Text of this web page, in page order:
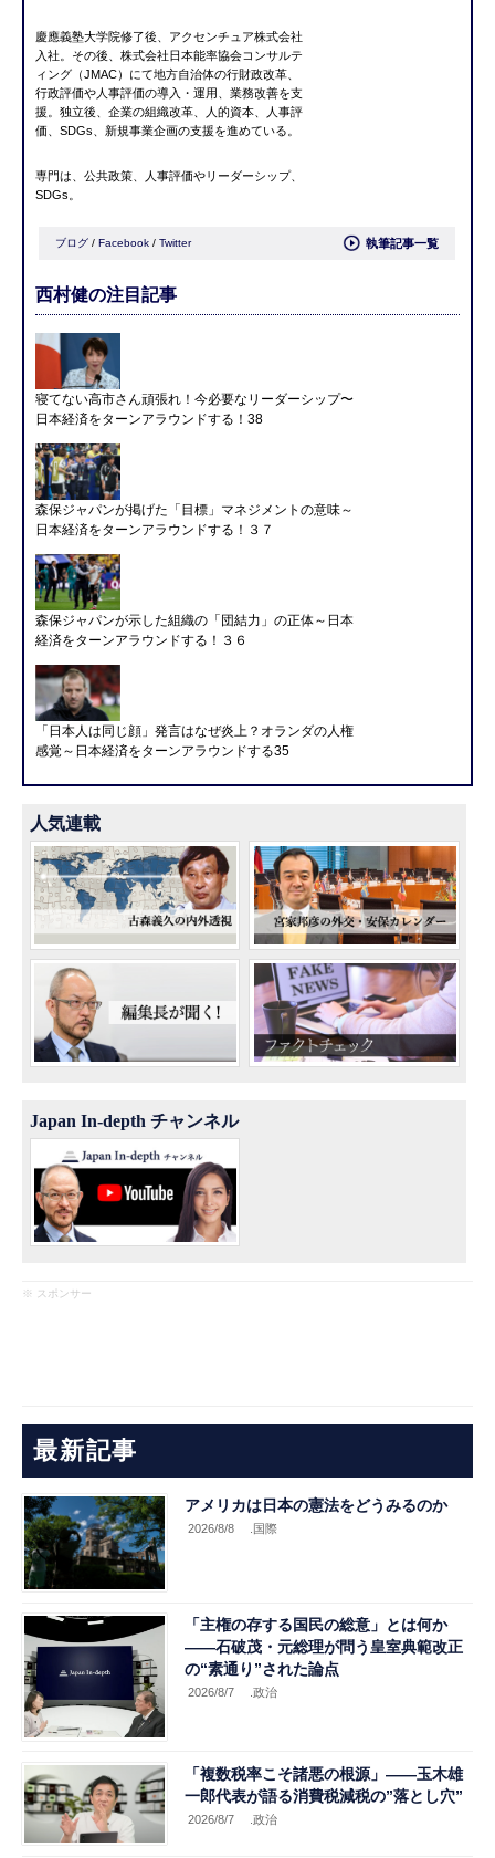
慶應義塾大学院修了後、アクセンチュア株式会社
入社。その後、株式会社日本能率協会コンサルテ
ィング（JMAC）にて地方自治体の行財政改革、
行政評価や人事評価の導入・運用、業務改善を支
援。独立後、企業の組織改革、人的資本、人事評
価、SDGs、新規事業企画の支援を進めている。
専門は、公共政策、人事評価やリーダーシップ、
SDGs。
ブログ /Facebook /Twitter 執筆記事一覧
西村健の注目記事
寝てない高市さん頑張れ！今必要なリーダーシップ〜
日本経済をターンアラウンドする！38
森保ジャパンが掲げた「目標」マネジメントの意味～
日本経済をターンアラウンドする！３７
森保ジャパンが示した組織の「団結力」の正体～日本
経済をターンアラウンドする！３６
「日本人は同じ顔」発言はなぜ炎上？オランダの人権
感覚～日本経済をターンアラウンドする35
人気連載
Japan In-depth チャンネル
※ スポンサー
最新記事
アメリカは日本の憲法をどうみるのか
2026/8/8 .国際
「主権の存する国民の総意」とは何か
――石破茂・元総理が問う皇室典範改正
の“素通り”された論点
2026/8/7 .政治
「複数税率こそ諸悪の根源」――玉木雄
一郎代表が語る消費税減税の”落とし穴”
2026/8/7 .政治